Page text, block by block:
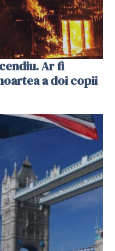
Ar fi
a doi copii